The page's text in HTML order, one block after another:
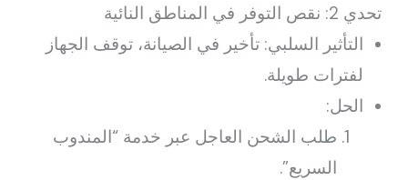
تحدي 2: نقص التوفر في المناطق النائية
التأثير السلبي: تأخير في الصيانة، توقف الجهاز
لفترات طويلة.
الحل:
طلب الشحن العاجل عبر خدمة “المندوب
السريع”.